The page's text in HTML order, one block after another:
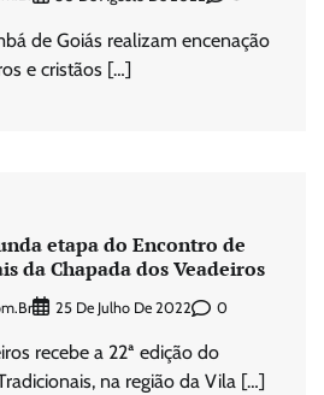
de Goiás realizam encenação
e cristãos […]
etapa do Encontro de
da Chapada dos Veadeiros
25 De Julho De 2022 0
recebe a 22ª edição do
na região da Vila […]